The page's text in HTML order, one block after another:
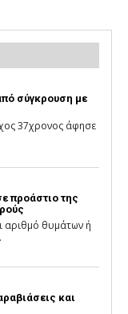
σύγκρουση με
37χρονος άφησε
προάστιο της
αριθμό θυμάτων ή
και